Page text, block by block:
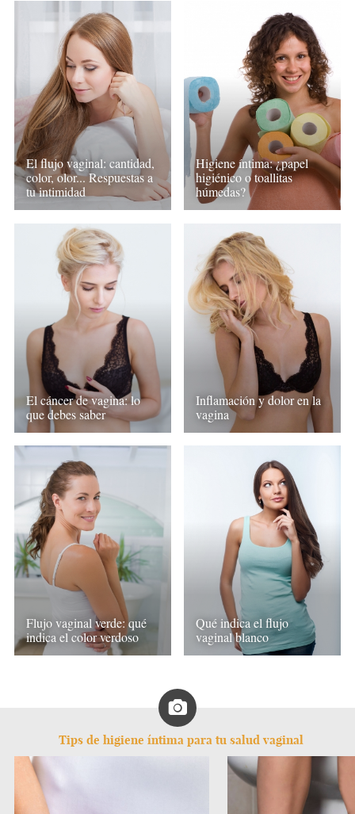
El flujo vaginal: cantidad,
color, olor... Respuestas a
tu intimidad
Higiene íntima: ¿papel
higiénico o toallitas
húmedas?
El cáncer de vagina: lo
que debes saber
Inflamación y dolor en la
vagina
Flujo vaginal verde: qué
indica el color verdoso
Qué indica el flujo
vaginal blanco
Tips de higiene íntima para tu salud vaginal